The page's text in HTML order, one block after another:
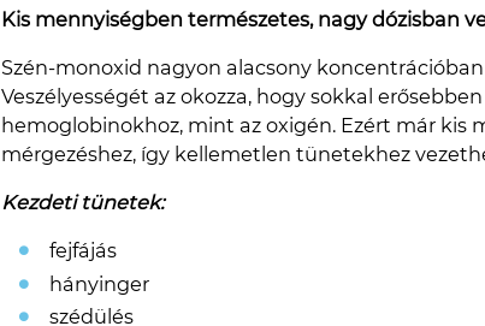
Kis mennyiségben természetes, nagy dózisban
Szén-monoxid nagyon alacsony
Veszélyességét az okozza, hogy sokkal
hemoglobinokhoz, mint az oxigén. Ezért már kis
mérgezéshez, így kellemetlen tünetekhez
Kezdeti tünetek:
fejfájás
hányinger
szédülés